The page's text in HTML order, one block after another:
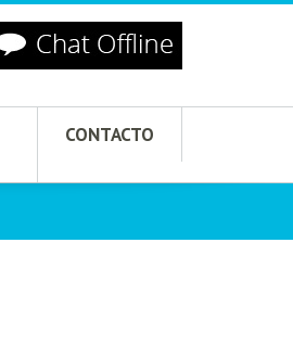
CONTACTO